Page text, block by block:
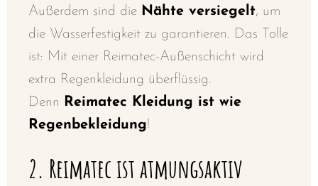
Außerdem sind die Nähte versiegelt, um
die Wasserfestigkeit zu garantieren. Das Tolle
ist: Mit einer Reimatec-Außenschicht wird
extra Regenkleidung überflüssig.
Denn Reimatec Kleidung ist wie
Regenbekleidung!
2. Reimatec ist atmungsaktiv